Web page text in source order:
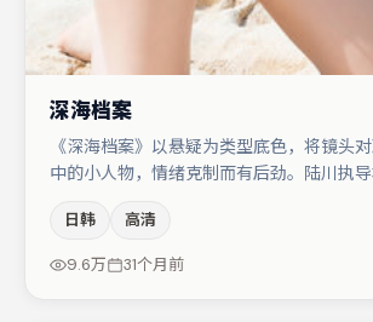
深海档案
《深海档案》以悬疑为类型底色，将镜头
中的小人物，情绪克制而有后劲。陆川执导
阵容包括蒋奇明、张颂文、赵丽颖等，角色
适合喜欢抠台词与伏笔的观众。若你偏爱强
线，这部作品值得关注。
日韩 高清
9.6万 31个月前